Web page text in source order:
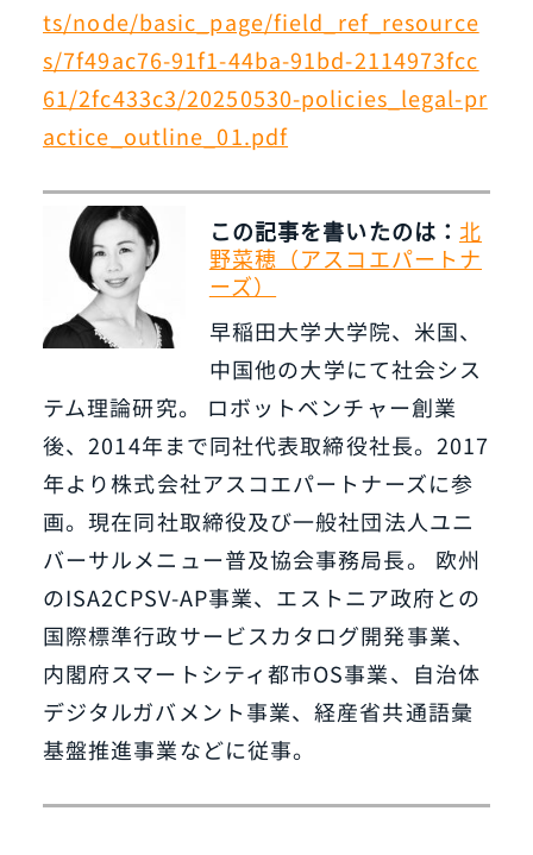
ts/node/basic_page/field_ref_resource
s/7f49ac76-91f1-44ba-91bd-2114973fcc
61/2fc433c3/20250530-policies_legal-pr
actice_outline_01.pdf
この記事を書いたのは： 北
野菜穂（アスコエパートナ
ーズ）
早稲田大学大学院、米国、
中国他の大学にて社会シス
テム理論研究。 ロボットベンチャー創業
後、2014年まで同社代表取締役社長。2017
年より株式会社アスコエパートナーズに参
画。現在同社取締役及び一般社団法人ユニ
バーサルメニュー普及協会事務局長。 欧州
のISA2CPSV-AP事業、エストニア政府との
国際標準行政サービスカタログ開発事業、
内閣府スマートシティ都市OS事業、自治体
デジタルガバメント事業、経産省共通語彙
基盤推進事業などに従事。